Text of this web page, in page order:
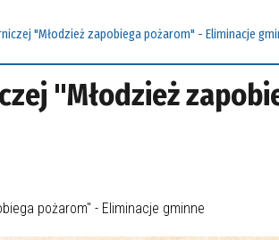
"Młodzież zapobiega pożarom" - Eliminacje
"Młodzież